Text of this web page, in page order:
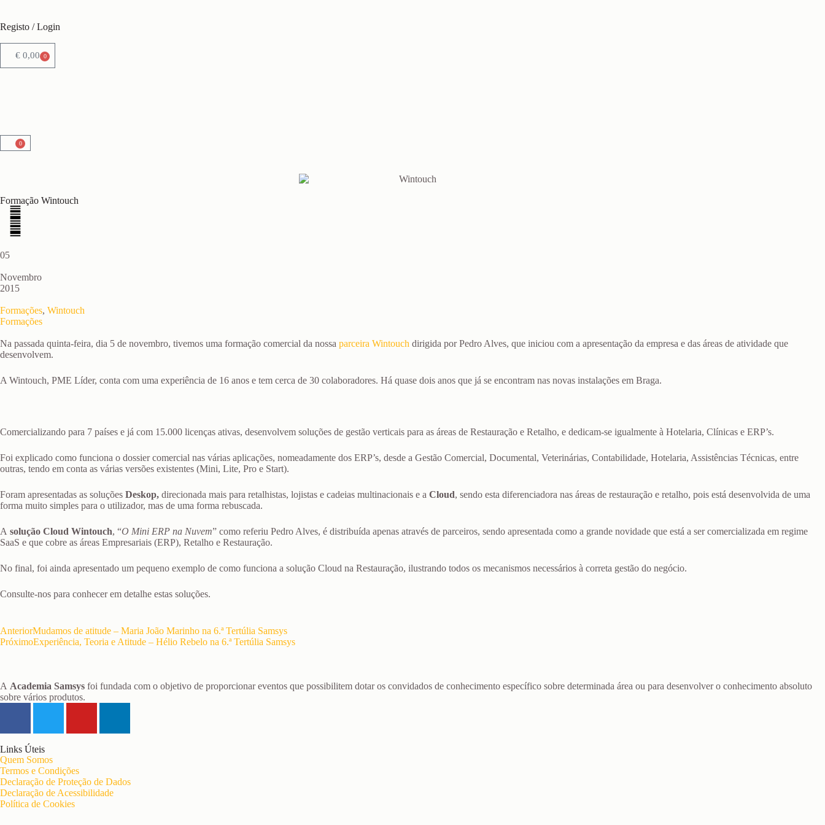
Registo / Login
€ 0,00 0
0
Formação Wintouch
05
Novembro
2015
Formações, Wintouch
Formações
Na passada quinta-feira, dia 5 de novembro, tivemos uma formação comercial da nossa parceira Wintouch dirigida por Pedro Alves, que iniciou com a apresentação da empresa e das áreas de atividade que
desenvolvem.
A Wintouch, PME Líder, conta com uma experiência de 16 anos e tem cerca de 30 colaboradores. Há quase dois anos que já se encontram nas novas instalações em Braga.
Comercializando para 7 países e já com 15.000 licenças ativas, desenvolvem soluções de gestão verticais para as áreas de Restauração e Retalho, e dedicam-se igualmente à Hotelaria, Clínicas e ERP’s.
Foi explicado como funciona o dossier comercial nas várias aplicações, nomeadamente dos ERP’s, desde a Gestão Comercial, Documental, Veterinárias, Contabilidade, Hotelaria, Assistências Técnicas, entre
outras, tendo em conta as várias versões existentes (Mini, Lite, Pro e Start).
Foram apresentadas as soluções Deskop, direcionada mais para retalhistas, lojistas e cadeias multinacionais e a Cloud, sendo esta diferenciadora nas áreas de restauração e retalho, pois está desenvolvida de uma
forma muito simples para o utilizador, mas de uma forma rebuscada.
A solução Cloud Wintouch, “O Mini ERP na Nuvem” como referiu Pedro Alves, é distribuída apenas através de parceiros, sendo apresentada como a grande novidade que está a ser comercializada em regime
SaaS e que cobre as áreas Empresariais (ERP), Retalho e Restauração.
No final, foi ainda apresentado um pequeno exemplo de como funciona a solução Cloud na Restauração, ilustrando todos os mecanismos necessários à correta gestão do negócio.
Consulte-nos para conhecer em detalhe estas soluções.
AnteriorMudamos de atitude – Maria João Marinho na 6.ª Tertúlia Samsys
PróximoExperiência, Teoria e Atitude – Hélio Rebelo na 6.ª Tertúlia Samsys
A Academia Samsys foi fundada com o objetivo de proporcionar eventos que possibilitem dotar os convidados de conhecimento específico sobre determinada área ou para desenvolver o conhecimento absoluto
sobre vários produtos.
Links Úteis
Quem Somos
Termos e Condições
Declaração de Proteção de Dados
Declaração de Acessibilidade
Política de Cookies